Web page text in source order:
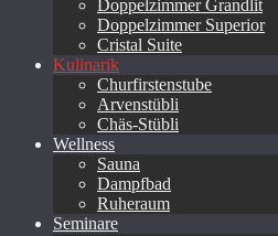
Doppelzimmer Grandlit
Doppelzimmer Superior
Cristal Suite
Kulinarik
Churfirstenstube
Arvenstübli
Chäs-Stübli
Wellness
Sauna
Dampfbad
Ruheraum
Seminare